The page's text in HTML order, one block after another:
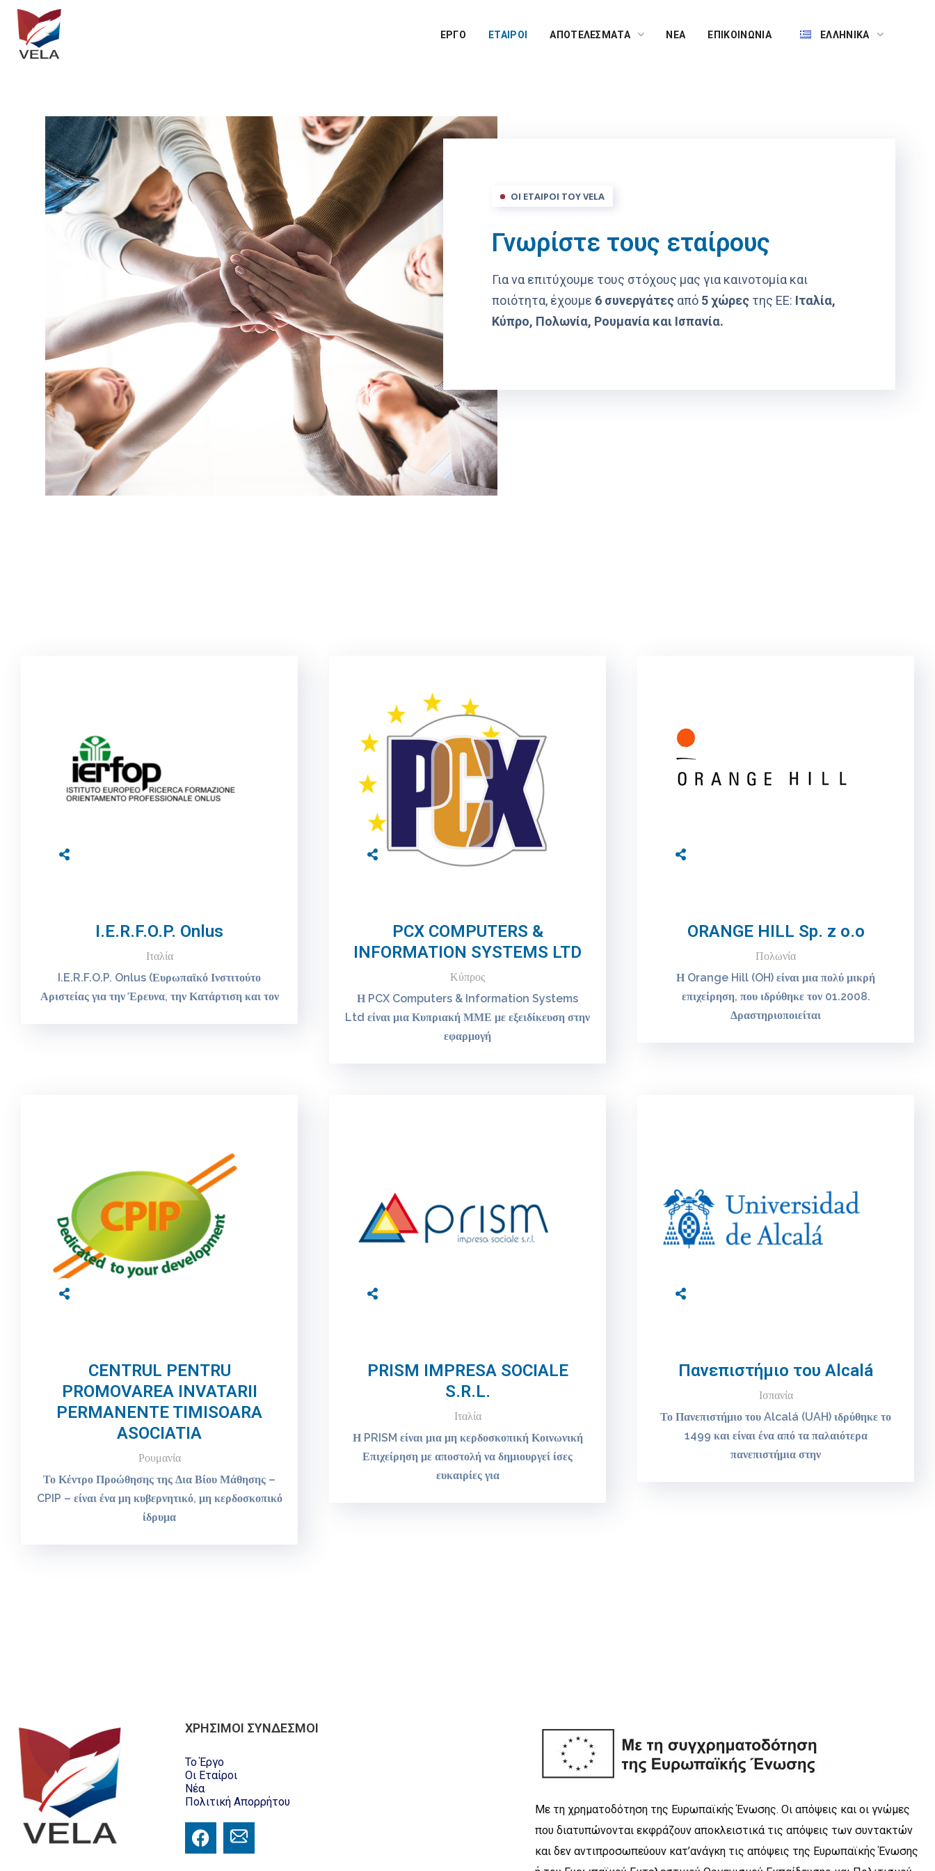
ΈΡΓΟ ΕΤΑΊΡΟΙ ΑΠΟΤΕΛΕΣΜΑΤΑ ΝΈΑ ΕΠΙΚΟΙΝΩΝΊΑ ΕΛΛΗΝΙΚΆ
ΟΙ ΕΤΑΙΡΟΙ ΤΟΥ VELA
Γνωρίστε τους εταίρους
Για να επιτύχουμε τους στόχους μας για καινοτομία και
ποιότητα, έχουμε 6 συνεργάτες από 5 χώρες της ΕΕ: Ιταλία,
Κύπρο, Πολωνία, Ρουμανία και Ισπανία.
I.E.R.F.O.P. Onlus
Ιταλία
I.E.R.F.O.P. Onlus (Ευρωπαϊκό Ινστιτούτο
Αριστείας για την Έρευνα, την Κατάρτιση και τον
PCX COMPUTERS &
INFORMATION SYSTEMS LTD
Κύπρος
Η PCX Computers & Information Systems
Ltd είναι μια Κυπριακή ΜΜΕ με εξειδίκευση στην
εφαρμογή
ORANGE HILL Sp. z o.o
Πολωνία
Η Orange Hill (OH) είναι μια πολύ μικρή
επιχείρηση, που ιδρύθηκε τον 01.2008.
Δραστηριοποιείται
CENTRUL PENTRU
PROMOVAREA INVATARII
PERMANENTE TIMISOARA
ASOCIATIA
Ρουμανία
Το Κέντρο Προώθησης της Δια Βίου Μάθησης –
CPIP – είναι ένα μη κυβερνητικό, μη κερδοσκοπικό
ίδρυμα
PRISM IMPRESA SOCIALE
S.R.L.
Ιταλία
Η PRISM είναι μια μη κερδοσκοπική Κοινωνική
Επιχείρηση με αποστολή να δημιουργεί ίσες
ευκαιρίες για
Πανεπιστήμιο του Alcalá
Ισπανία
Το Πανεπιστήμιο του Alcalá (UAH) ιδρύθηκε το
1499 και είναι ένα από τα παλαιότερα
πανεπιστήμια στην
ΧΡΗΣΙΜΟΙ ΣΥΝΔΕΣΜΟΙ
Το Έργο
Οι Εταίροι
Νέα
Πολιτική Απορρήτου
Με τη χρηματοδότηση της Ευρωπαϊκής Ένωσης. Οι απόψεις και οι γνώμες
που διατυπώνονται εκφράζουν αποκλειστικά τις απόψεις των συντακτών
και δεν αντιπροσωπεύουν κατ’ανάγκη τις απόψεις της Ευρωπαϊκής Ένωσης